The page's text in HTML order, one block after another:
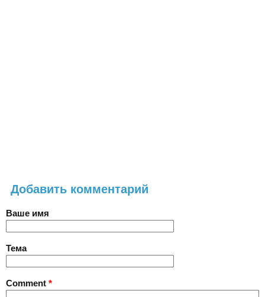
Добавить комментарий
Ваше имя
Тема
Comment *